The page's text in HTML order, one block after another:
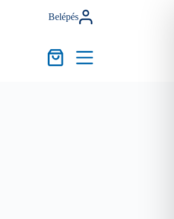
Belépés
Kosár